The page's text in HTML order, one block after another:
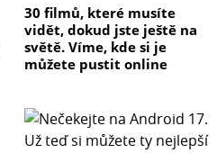
30 filmů, které musíte
vidět, dokud jste ještě na
světě. Víme, kde si je
můžete pustit online